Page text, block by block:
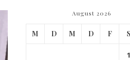
August 2026
M D M D F S
1